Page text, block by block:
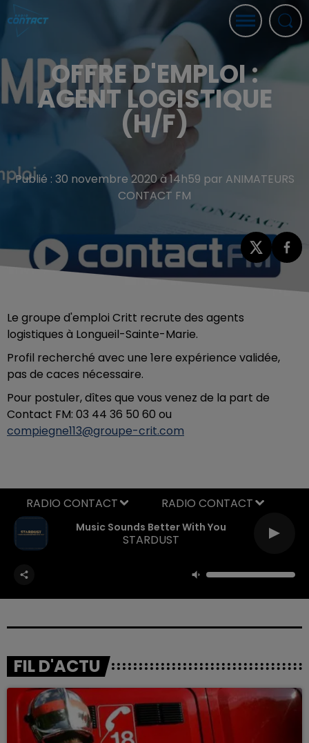
OFFRE D'EMPLOI :
AGENT LOGISTIQUE
(H/F)
Publié : 30 novembre 2020 à 14h59 par ANIMATEURS
CONTACT FM
Le groupe d'emploi Critt recrute des agents
logistiques à Longueil-Sainte-Marie.
Profil recherché avec une 1ere expérience validée,
pas de caces nécessaire.
Pour postuler, dîtes que vous venez de la part de
Contact FM: 03 44 36 50 60 ou
compiegne113@groupe-crit.com
Music Sounds Better With You
STARDUST
RADIO CONTACT
FIL D'ACTU